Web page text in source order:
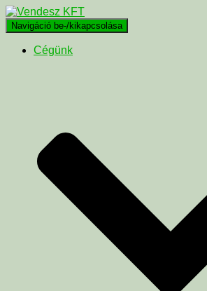
Navigáció be-/kikapcsolása
Cégünk